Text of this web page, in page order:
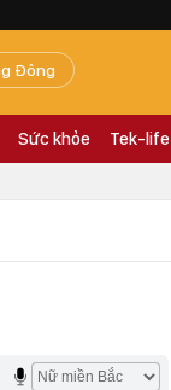
Đông
Sức khỏe Tek-life